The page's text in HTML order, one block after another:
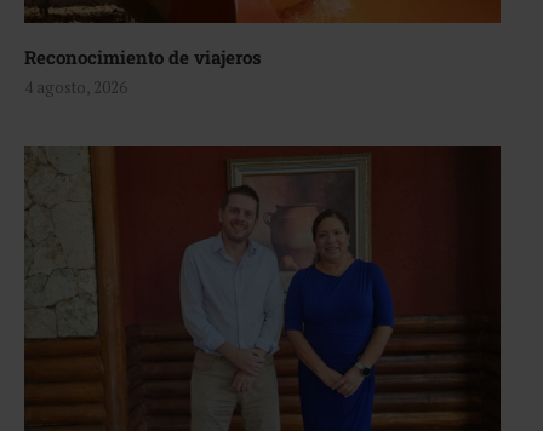
Reconocimiento de viajeros
4 agosto, 2026